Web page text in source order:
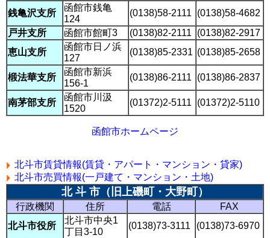
銭亀沢支所
函館市銭亀
124
(0138)58-2111
(0138)58-4682
戸井支所
函館市館町3 (0138)82-2111
(0138)82-2917
恵山支所
函館市日ノ浜
127
(0138)85-2331 (0138)85-2658
椴法華支所
函館市新浜
156-1
(0138)86-2111 (0138)86-2837
南茅部支所
函館市川汲
1520
(01372)2-5111 (01372)2-5110
函館市ホームページ
北斗市賃貸情報(賃貸・アパート・マンション・貸家)
北斗市売買情報(一戸建て・マンション・土地)
北 斗 市（旧上磯町・大野町）
行政機関 住所 電話
FAX
北斗市役所
北斗市中央1
丁目3-10
(0138)73-3111 (0138)73-6970